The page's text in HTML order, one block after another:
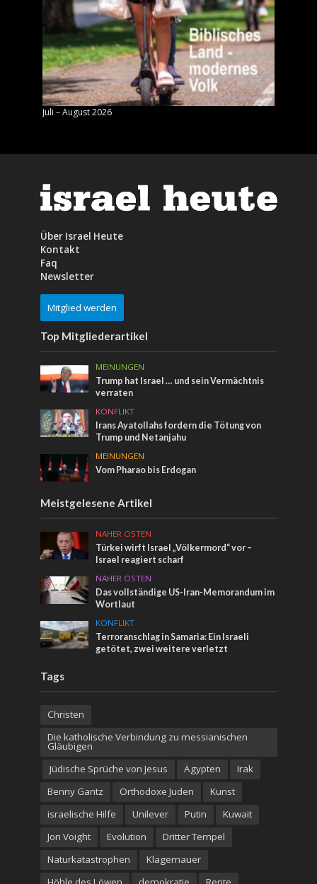
Juli – August 2026
Über Israel Heute
Kontakt
Faq
Newsletter
Mitglied werden
Top Mitgliederartikel
MEINUNGEN
Trump hat Israel … und sein Vermächtnis
verraten
KONFLIKT
Irans Ayatollahs fordern die Tötung von
Trump und Netanjahu
MEINUNGEN
Vom Pharao bis Erdogan
Meistgelesene Artikel
NAHER OSTEN
Türkei wirft Israel „Völkermord“ vor –
Israel reagiert scharf
NAHER OSTEN
Das vollständige US-Iran-Memorandum im
Wortlaut
KONFLIKT
Terroranschlag in Samaria: Ein Israeli
getötet, zwei weitere verletzt
Tags
Christen
Die katholische Verbindung zu messianischen
Gläubigen
Jüdische Sprüche von Jesus
Ägypten
Irak
Benny Gantz
Orthodoxe Juden
Kunst
israelische Hilfe
Unilever Putin
Kuwait
Jon Voight
Evolution
Dritter Tempel
Naturkatastrophen
Klagemauer